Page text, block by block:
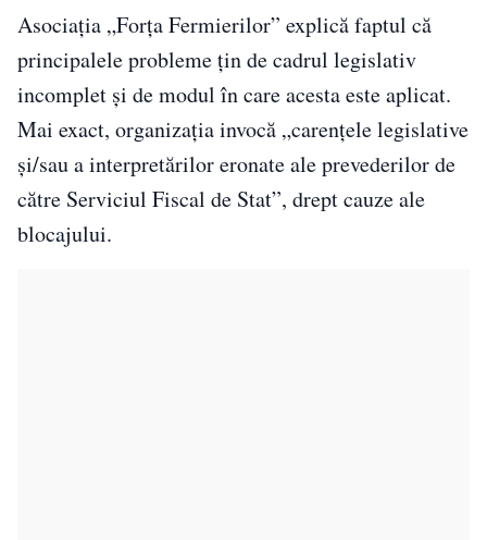
Asociația „Forța Fermierilor” explică faptul că
principalele probleme țin de cadrul legislativ
incomplet și de modul în care acesta este aplicat.
Mai exact, organizația invocă „carențele legislative
și/sau a interpretărilor eronate ale prevederilor de
către Serviciul Fiscal de Stat”, drept cauze ale
blocajului.